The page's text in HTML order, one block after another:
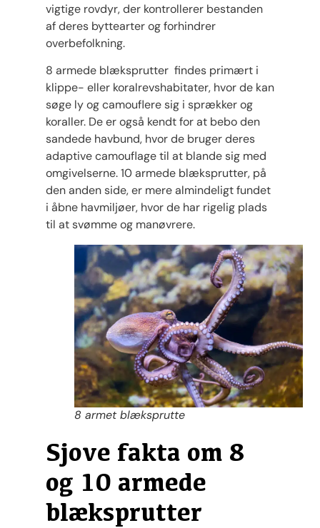
vigtige rovdyr, der kontrollerer bestanden
af deres byttearter og forhindrer
overbefolkning.
8 armede blæksprutter findes primært i
klippe- eller koralrevshabitater, hvor de kan
søge ly og camouflere sig i sprækker og
koraller. De er også kendt for at bebo den
sandede havbund, hvor de bruger deres
adaptive camouflage til at blande sig med
omgivelserne. 10 armede blæksprutter, på
den anden side, er mere almindeligt fundet
i åbne havmiljøer, hvor de har rigelig plads
til at svømme og manøvrere.
8 armet blæksprutte
Sjove fakta om 8
og 10 armede
blæksprutter